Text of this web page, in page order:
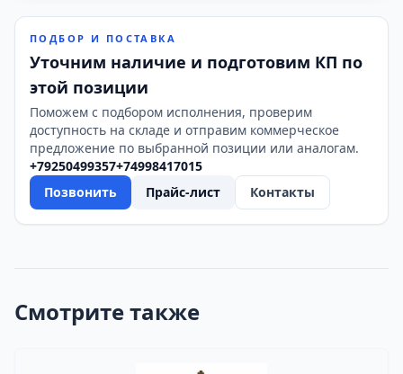
ПОДБОР И ПОСТАВКА
Уточним наличие и подготовим КП по
этой позиции
Поможем с подбором исполнения, проверим
доступность на складе и отправим коммерческое
предложение по выбранной позиции или аналогам.
+79250499357+74998417015
Позвонить
Прайс-лист Контакты
Смотрите также